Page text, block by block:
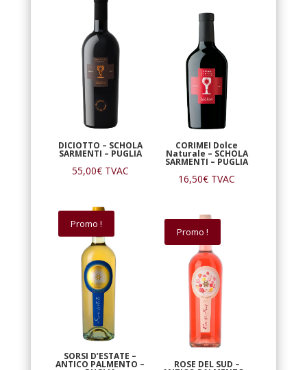
DICIOTTO – SCHOLA
SARMENTI – PUGLIA
55,00€ TVAC
CORIMEI Dolce
Naturale – SCHOLA
SARMENTI – PUGLIA
16,50€ TVAC
Promo !
SORSI D’ESTATE –
ANTICO PALMENTO –
Promo !
ROSE DEL SUD –